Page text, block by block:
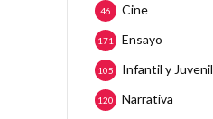
Cine
46
Ensayo
171
Infantil y Juvenil
105
Narrativa
120